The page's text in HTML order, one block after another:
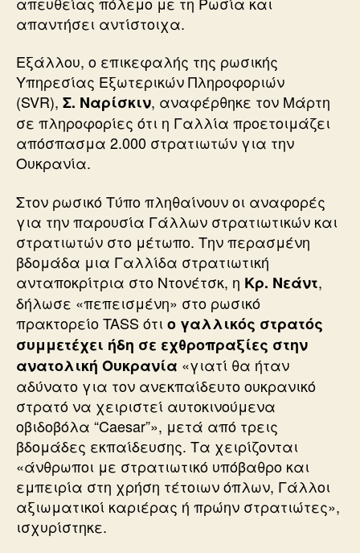
απαντήσει αντίστοιχα.
Εξάλλου, ο επικεφαλής της ρωσικής
Υπηρεσίας Εξωτερικών Πληροφοριών
(SVR), Σ. Ναρίσκιν, αναφέρθηκε τον Μάρτη
σε πληροφορίες ότι η Γαλλία προετοιμάζει
απόσπασμα 2.000 στρατιωτών για την
Ουκρανία.
Στον ρωσικό Τύπο πληθαίνουν οι αναφορές
για την παρουσία Γάλλων στρατιωτικών και
στρατιωτών στο μέτωπο. Την περασμένη
βδομάδα μια Γαλλίδα στρατιωτική
ανταποκρίτρια στο Ντονέτσκ, η Κρ. Νεάντ,
δήλωσε «πεπεισμένη» στο ρωσικό
πρακτορείο TASS ότιο γαλλικός στρατός
συμμετέχει ήδη σε εχθροπραξίες στην
ανατολική Ουκρανία «γιατί θα ήταν
αδύνατο για τον ανεκπαίδευτο ουκρανικό
στρατό να χειριστεί αυτοκινούμενα
οβιδοβόλα “Caesar”», μετά από τρεις
βδομάδες εκπαίδευσης. Τα χειρίζονται
«άνθρωποι με στρατιωτικό υπόβαθρο και
εμπειρία στη χρήση τέτοιων όπλων, Γάλλοι
αξιωματικοί καριέρας ή πρώην στρατιώτες»,
ισχυρίστηκε.